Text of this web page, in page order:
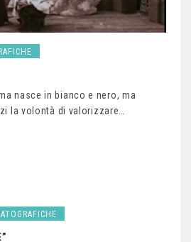
nasce in bianco e nero, ma
la volontà di valorizzare…